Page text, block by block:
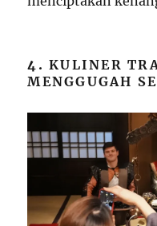
4.KULINER
MENGGUGAH